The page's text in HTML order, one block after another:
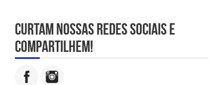
Curtam nossas redes sociais e
compartilhem!